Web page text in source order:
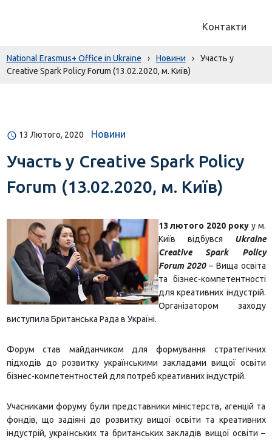
Контакти
National Erasmus+ Office in Ukraine › Новини ›
Участь у
Creative Spark Policy Forum (13.02.2020, м. Київ)
13 Лютого, 2020 Новини
Участь у Creative Spark Policy
Forum (13.02.2020, м. Київ)
13 лютого 2020 рокуу м.
Київ відбувся Ukraine
Creative Spark Policy
Forum 2020– Вища освіта
та бізнес-компетентності
для креативних індустрій.
Організатором заходу
виступила Британська Рада в Україні.
Форум став майданчиком для формування стратегічних
підходів до розвитку українськими закладами вищої освіти
бізнес-компетентностей для потреб креативних індустрій.
Учасниками форуму були представники міністерств, агенцій та
фондів, що задіяні до розвитку вищої освіти та креативних
індустрій, українських та британських закладів вищої освіти –